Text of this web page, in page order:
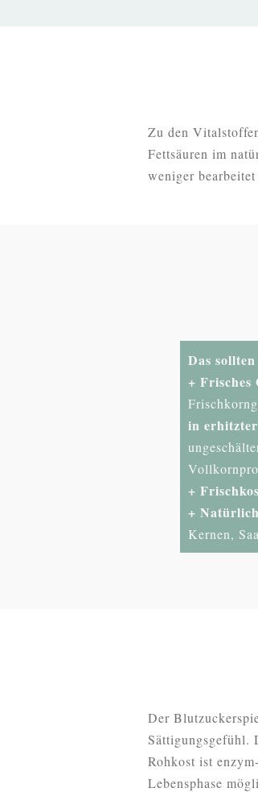
Zu den
Fettsäuren im
weniger
Das
+ Frisches
in erhitzter
+
+
Kernen,
Der
Sättigungsgefühl.
Rohkost ist
Lebensphase